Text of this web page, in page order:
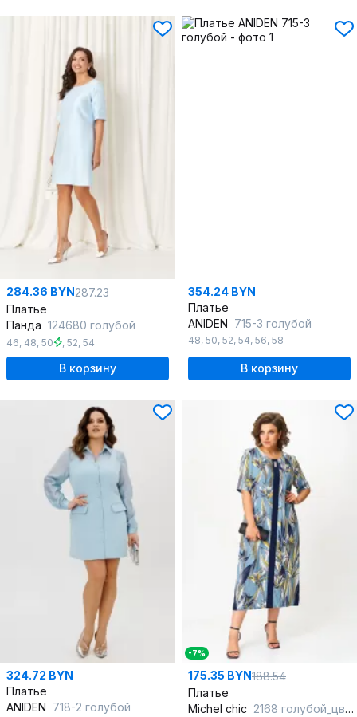
284.36 BYN287.23
Платье
Панда 124680 голубой
46, 48, 50 , 52, 54
В корзину
354.24 BYN
Платье
ANIDEN 715-3 голубой
48, 50, 52, 54, 56, 58
В корзину
324.72 BYN
Платье
ANIDEN 718-2 голубой
-7%
175.35 BYN188.54
Платье
Michel chic 2168 голубой_цветы